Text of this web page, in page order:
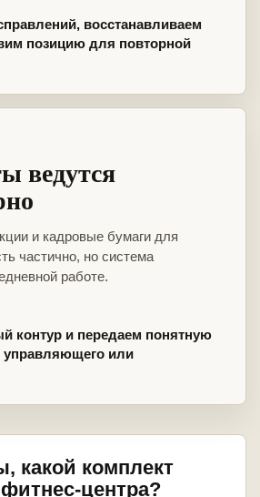
восстанавливаем
позицию для повторной
ведутся
и кадровые бумаги для
частично, но система
работе.
контур и передаем понятную
управляющего или
какой комплект
центра?